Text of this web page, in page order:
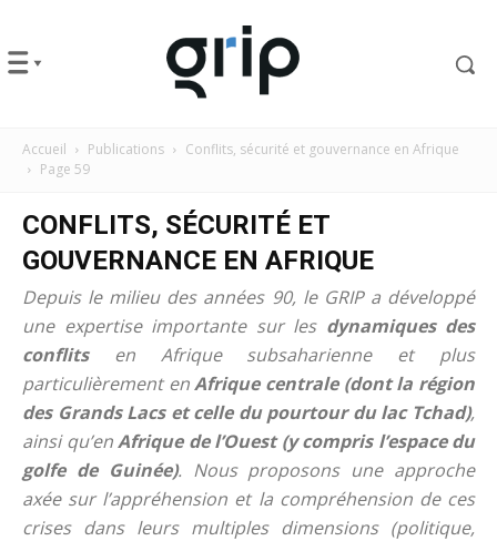
Accueil Publications
Conflits, sécurité et gouvernance en Afrique
Page 59
CONFLITS, SÉCURITÉ ET
GOUVERNANCE EN AFRIQUE
Depuis le milieu des années 90, le GRIP a développé
une expertise importante sur les dynamiques des
conflits en Afrique subsaharienne et plus
particulièrement enAfrique centrale (dont la région
des Grands Lacs et celle du pourtour du lac Tchad),
ainsi qu’enAfrique de l’Ouest (y compris l’espace du
golfe de Guinée). Nous proposons une approche
axée sur l’appréhension et la compréhension de ces
crises dans leurs multiples dimensions (politique,